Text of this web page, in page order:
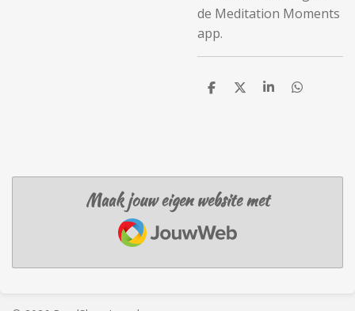
de Meditation Moments
app.
D
D
S
D
Maak jouw eigen website met
JouwWeb